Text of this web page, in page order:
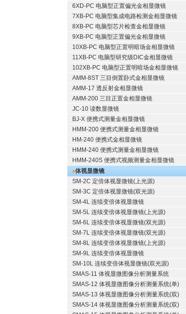
6XD-PC 电脑型正置偏光金相显微镜
7XB-PC 电脑型集成电路检测金相显微镜
8XB-PC 电脑型芯片检查金相显微镜
9XB-PC 电脑型正置偏光金相显微镜
10XB-PC 电脑型正置明暗场金相显微镜
11XB-PC 电脑型研究级DIC金相显微镜
102XB-PC 电脑型正置明暗场金相显微镜
AMM-8ST 三目倒置卧式金相显微镜
AMM-17 透反射金相显微镜
AMM-200 三目正置金相显微镜
JC-10 读数显微镜
BJ-X 便携式测量金相显微镜
HMM-200 便携式测量金相显微镜
HM-240 便携式金相显微镜
HMM-240 便携式测量金相显微镜
HMM-240S 便携式视频测量金相显微镜
体视显微镜
SM-2C 定倍体视显微镜(上光源)
SM-3C 定倍体视显微镜(双光源)
SM-4L 连续变倍体视显微镜
SM-5L 连续变倍体视显微镜(上光源)
SM-6L 连续变倍体视显微镜(双光源)
SM-7L 连续变倍体视显微镜(双光源)
SM-8L 连续变倍体视显微镜(上光源)
SM-9L 连续变倍体视显微镜
SM-10L 连续变倍体视显微镜(双光源)
SMAS-11 体视显微图像分析测量系统
SMAS-12 体视显微图像分析测量系统(单)
SMAS-13 体视显微图像分析测量系统(双)
SMAS-14 体视显微图像分析测量系统(双)